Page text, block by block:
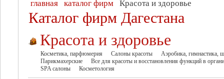
главная каталог фирм Красота и здоровье
Каталог фирм Дагестана
Красота и здоровье
Косметика, парфюмерия Салоны красоты
Аэробика, гимнастика,
Парикмахерские
Все для красоты и восстановления функций в
SPA салоны
Косметология